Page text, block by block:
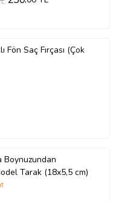
Fön Saç Fırçası (Çok
Boynuzundan
Tarak (18x5,5 cm)